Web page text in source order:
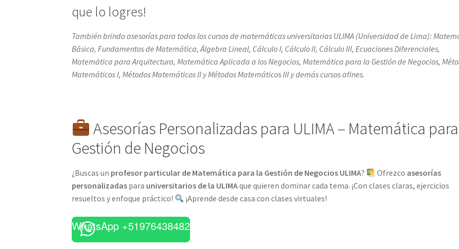
que lo logres!
También brindo asesorías para todos los cursos de matemáticas universitarias ULIMA (Universidad de Lima):
Básica, Fundamentos de Matemática, Álgebra Lineal, Cálculo I, Cálculo II, Cálculo III, Ecuaciones Diferenciales,
Matemática para Arquitectura, Matemática Aplicada a los Negocios, Matemática para la Gestión de Negocios,
Matemáticos I, Métodos Matemáticos II y Métodos Matemáticos III y demás cursos afines.
Asesorías Personalizadas para ULIMA – Matemática
Gestión de Negocios
¿Buscas un profesor particular de Matemática para la Gestión de Negocios ULIMA? Ofrezco asesorías
personalizadas para universitarios de la ULIMAque quieren dominar cada tema. ¡Con clases claras, ejercicios
resueltos y enfoque práctico!
¡Aprende desde casa con clases virtuales!
WhatsApp +51976438482